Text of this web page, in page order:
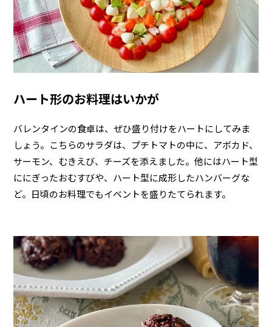
ハート形のお料理はいかが
バレンタインの食卓は、ぜひ盛り付けをハートにしてみま
しょう。こちらのサラダは、プチトマトの中に、アボカド、
サーモン、むきえび、チーズを添えました。他にはハート型
ににぎったおむすびや、ハート型に成形したハンバーグな
ど。日頃のお料理でもイベントを盛りたてられます。